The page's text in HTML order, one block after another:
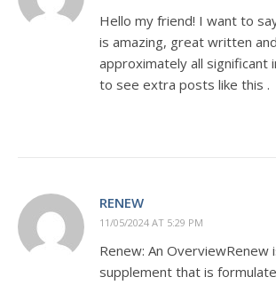
Hello my friend! I want to
is amazing, great written
approximately all significant
to see extra posts like this .
RENEW
11/05/2024 AT 5:29 PM
Renew: An OverviewRenew
supplement that is